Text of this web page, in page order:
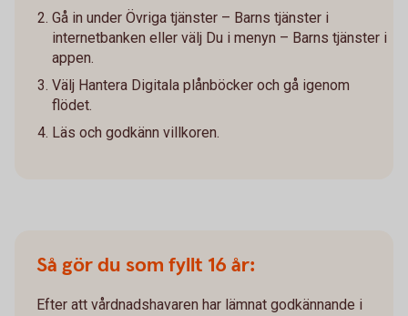
Gå in under Övriga tjänster – Barns tjänster i
internetbanken eller välj Du i menyn – Barns tjänster i
appen.
Välj Hantera Digitala plånböcker och gå igenom
flödet.
Läs och godkänn villkoren.
Så gör du som fyllt 16 år:
Efter att vårdnadshavaren har lämnat godkännande i